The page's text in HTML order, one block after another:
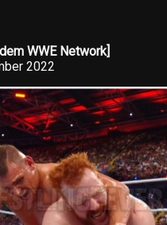
WWE Network]
2022